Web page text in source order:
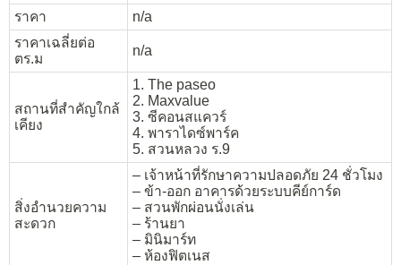
ราคา
n/a
ราคาเฉลี่ยต่อ
ตร.ม
n/a
สถานที่สำคัญใกล้
เคียง
1. The paseo
2. Maxvalue
3. ซีคอนสแควร์
4. พาราไดซ์พาร์ค
5. สวนหลวง ร.9
สิ่งอำนวยความ
สะดวก
– เจ้าหน้าที่รักษาความปลอดภัย 24 ชั่วโมง
– ข้า-ออก อาคารด้วยระบบคีย์การ์ด
– สวนพักผ่อนนั่งเล่น
– ร้านยา
– มินิมาร์ท
– ห้องฟิตเนส